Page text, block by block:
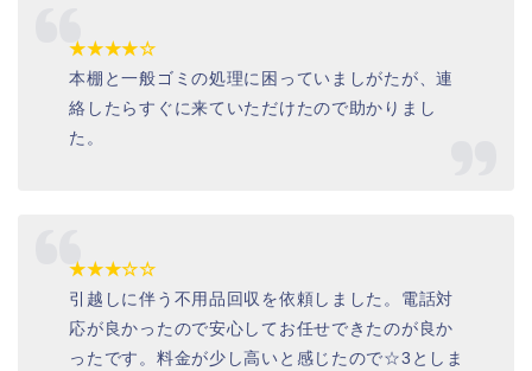
★★★★☆
本棚と一般ゴミの処理に困っていましがたが、連
絡したらすぐに来ていただけたので助かりまし
た。
★★★☆☆
引越しに伴う不用品回収を依頼しました。電話対
応が良かったので安心してお任せできたのが良か
ったです。料金が少し高いと感じたので☆3としま